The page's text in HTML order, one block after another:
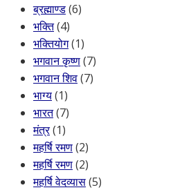
ब्रह्माण्ड(6)
भक्ति(4)
भक्तियोग(1)
भगवान कृष्ण(7)
भगवान शिव(7)
भाग्य(1)
भारत(7)
मंत्र(1)
महर्षि रमण(2)
महर्षि रमण(2)
महर्षि वेदव्यास(5)